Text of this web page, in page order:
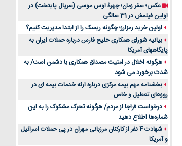
عکس؛ سفر زمان؛ چهرۀ اوس موسی (سریال پایتخت) در
اولین فیلمش در 31 سالگی
اولین خرید رمزارز؛ چگونه ریسک را از ابتدا مدیریت کنیم؟
بیانیه شورای همکاری خلیج فارس درباره حملات ایران به
پایگاههای آمریکا
هرگونه اخلال در امنیت مصداق همکاری با دشمن است/ به
شدت برخورد می شود
بخشنامه مهم بیمه مرکزی درباره ارئه خدمات بیمه ای در
روزهای تعطیل و خاص
درخواست فراجا از مردم/ هرگونه تحرک مشکوک را به این
شماره‌ها اطلاع دهید
شهادت 4 نفر از کارکنان مرزبانی مهران در پی حملات اسرائیل
و آمریکا